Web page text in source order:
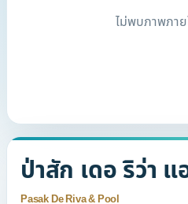
ไม่พบภาพภา
ป่าสัก เดอ ริว่า
Pasak De Riva & Pool